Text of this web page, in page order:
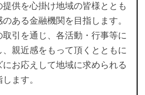
供を心掛け地域の皆様ととも
ある金融機関を目指します。
引を通じ、各活動・行事等に
親近感をもって頂くとともに
お応えして地域に求められる
ます。